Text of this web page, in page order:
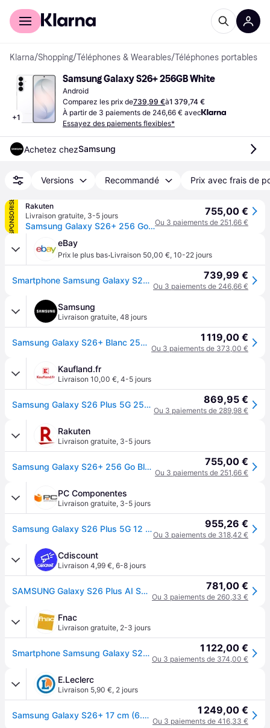
Acheter avec Klarna
Klarna/Shopping/Téléphones & Wearables/Téléphones portables
+1
Samsung Galaxy S26+ 256GB White
Android
Comparez les prix de739,99 €à1 379,74 €
À partir de 3 paiements de 246,66 € avec
Essayez des paiements flexibles*
Achetez chezSamsung
Versions Recommandé Prix avec frais de
SPONSORISÉ
Rakuten
Livraison gratuite, 3-5 jours
Samsung Galaxy S26+ 256 Go Blanc
755,00 €
Ou 3 paiements de 251,66 €
eBay
Prix le plus bas·Livraison 50,00 €, 10-22 jours
Smartphone Samsung Galaxy S26+ 5g 12+256 Go 6,7 Pouces Blanc Italie Neuf 739,99 €
Ou 3 paiements de 246,66 €
Samsung
Livraison gratuite, 48 jours
Samsung Galaxy S26+ Blanc 256Go Smartphone IA 1 119,00 €
Ou 3 paiements de 373,00 €
Kaufland.fr
Livraison 10,00 €, 4-5 jours
Samsung Galaxy S26 Plus 5G 256Go/12Go Double SIM Blanc 869,95 €
Ou 3 paiements de 289,98 €
Rakuten
Livraison gratuite, 3-5 jours
Samsung Galaxy S26+ 256 Go Blanc 755,00 €
Ou 3 paiements de 251,66 €
PC Componentes
Livraison gratuite, 3-5 jours
Samsung Galaxy S26 Plus 5G 12 Go 256 Go Écran 6,7" Blanc Version importée 955,26 €
Ou 3 paiements de 318,42 €
Cdiscount
Livraison 4,99 €, 6-8 jours
SAMSUNG Galaxy S26 Plus AI Smartphone 256 Go Blanc 781,00 €
Ou 3 paiements de 260,33 €
Fnac
Livraison gratuite, 2-3 jours
Smartphone Samsung Galaxy S26+ 6,7" 5G Nano SIM 256 Go Blanc 1 122,00 €
Ou 3 paiements de 374,00 €
E.Leclerc
Livraison 5,90 €, 2 jours
Samsung Galaxy S26+ 17 cm (6.7") Double SIM Android 16.0 5G USB Type-C 12 Go 256 Go 4900 mAh Blanc 1 249,00 €
Ou 3 paiements de 416,33 €